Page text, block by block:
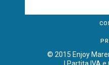
© 2015 Enjoy